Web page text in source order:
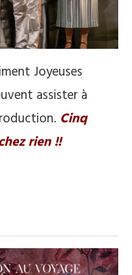
Joyeuses
assister à
Cinq
rien !!